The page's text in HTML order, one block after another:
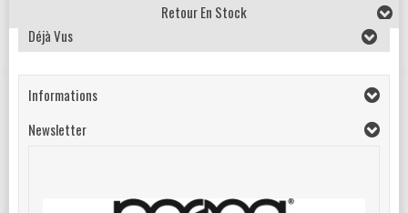
Retour En Stock
Déjà Vus
Informations
Newsletter